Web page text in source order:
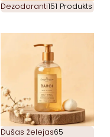
Dezodoranti151 Produkts
Dušas želejas65